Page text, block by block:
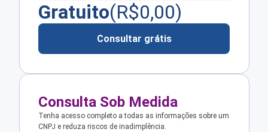
Gratuito(R$0,00)
Consultar grátis
Consulta Sob Medida
Tenha acesso completo a todas as informações sobre um
CNPJ e reduza riscos de inadimplência.